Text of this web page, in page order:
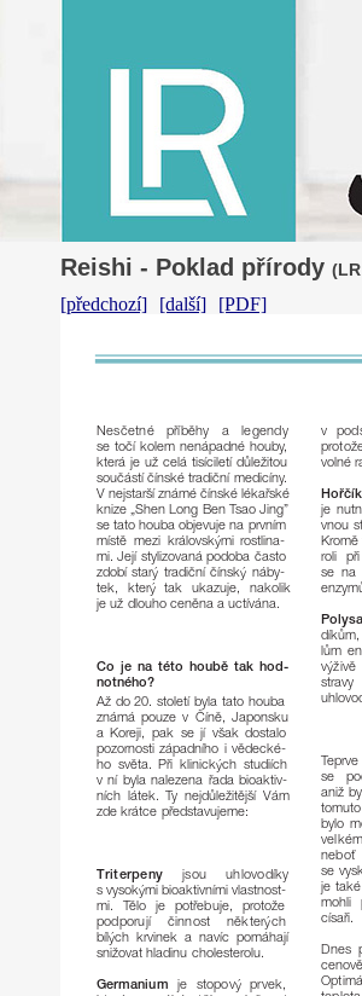
Reishi - Poklad přírody
[předchozí] [další] [PDF]
Nesčetné příběhy a
legendy
se točí kolem nenápadné houby,
která je už celá tisíciletí důležitou
součástí čínské tradiční medicíny.
V nejstarší známé čínské lékařské
knize „Shen Long Ben sao Jing”
se tato houba objevuje na prvním
místě
mezi královskými rostlina-
mi. Její stylizovaná podoba často
zdobí starý tradiční čínský náby-
tek,
který tak ukazuje,
nakolik
je už dlouho ceněna a uctívána.
Co je na této houbě tak
hod-
notného?
Až do 20. století byla tato houba
známá
pouze v Číně, Japonsku
a
Koreji, pak se jí však
dostalo
pozornosti západního i vědecké-
ho
světa. Při klinických
studiích
v ní byla nalezena řada bioaktiv-
ních
látek. Ty nejdůležitější Vám
zde krátce představujeme:
Triterpeny jsou
uhlovodíky
s vysokými bioaktivními vlastnost-
mi.
ělo je potřebuje, protože
podporují
činnost
některých
bílých
krvinek a navíc
pomáhají
snižovat hladinu cholesterolu.
Germanium je stopový
prvek,
v
pr
volné
Hořčík
je
vnou
Kromě
roli při
se
na
díkům,
lům
výživě
stravy
eprve
se
aniž by
tomuto
bylo
neboť
se
je také
mohli
císaři.
Dnes
cenově